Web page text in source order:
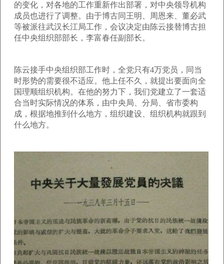
的变化，对各地的工作重新作出部署，对中央领导机构
成员也进行了调整。由于博古同王明、周恩来、董必武
等被派往武汉长江局工作，会议决定由陈云接替博古担
任中央组织部部长，李富春任副部长。
陈云接手中央组织部工作时，全党只有4万党员，同当
时形势的需要很不适应。他上任不久，就提出要面向全
国理顺组织机构。在他的努力下，我们党建立了一套适
合当时实际情况的体系，由中央局、分局、省市委构
成，根据地推到什么地方，组织建设、组织机构就跟到
什么地方。